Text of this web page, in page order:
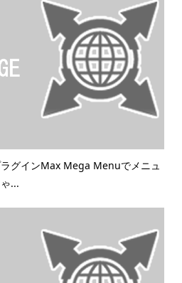
グインMax Mega Menuでメニュ
...